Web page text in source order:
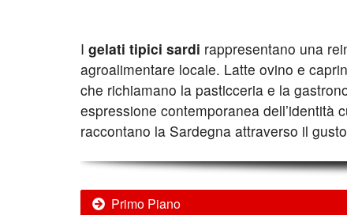
I gelati tipici sardi rappresentano una
agroalimentare locale. Latte ovino e
che richiamano la pasticceria e la
espressione contemporanea
raccontano la Sardegna attraverso il
Primo Piano